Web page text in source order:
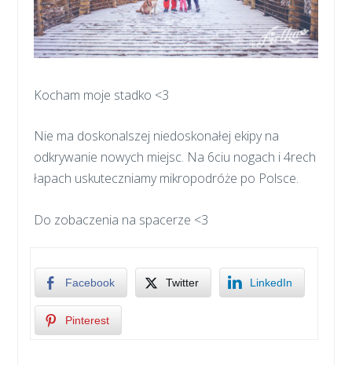
Kocham moje stadko <3
Nie ma doskonalszej niedoskonałej ekipy na
odkrywanie nowych miejsc. Na 6ciu nogach i 4rech
łapach uskuteczniamy mikropodróże po Polsce.
Do zobaczenia na spacerze <3
Facebook Twitter LinkedIn
Pinterest